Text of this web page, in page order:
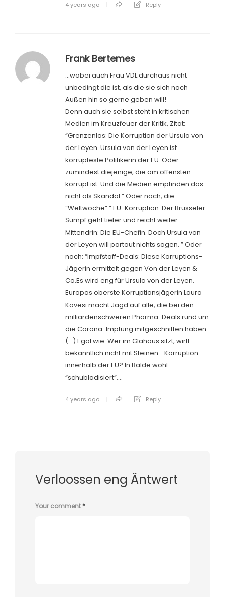
4 years ago Reply
Frank Bertemes
…wobei auch Frau VDL durchaus nicht
unbedingt die ist, als die sie sich nach
Außen hin so gerne geben will!
Denn auch sie selbst steht in kritischen
Medien im Kreuzfeuer der Kritik, Zitat:
“Grenzenlos: Die Korruption der Ursula von
der Leyen. Ursula von der Leyen ist
korrupteste Politikerin der EU. Oder
zumindest diejenige, die am offensten
korrupt ist. Und die Medien empfinden das
nicht als Skandal.” Oder noch, die
“Weltwoche”:” EU-Korruption: Der Brüsseler
Sumpf geht tiefer und reicht weiter.
Mittendrin: Die EU-Chefin. Doch Ursula von
der Leyen will partout nichts sagen. ” Oder
noch: “Impfstoff-Deals: Diese Korruptions-
Jägerin ermittelt gegen Von der Leyen &
Co.Es wird eng für Ursula von der Leyen.
Europas oberste Korruptionsjägerin Laura
Kövesi macht Jagd auf alle, die bei den
milliardenschweren Pharma-Deals rund um
die Corona-Impfung mitgeschnitten haben..
(…) Egal wie: Wer im Glahaus sitzt, wirft
bekanntlich nicht mit Steinen….Korruption
innerhalb der EU? In Bälde wohl
“schubladisiert”….
4 years ago Reply
Verloossen eng Äntwert
Your comment*